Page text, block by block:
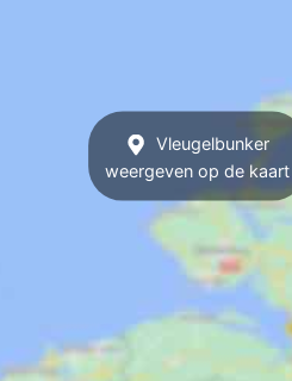
Vleugelbunker
weergeven op de kaart